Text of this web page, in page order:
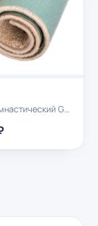
Коврик гимнастический GYMPROF 2х3м